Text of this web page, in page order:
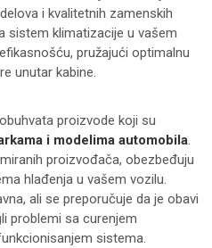
i kvalitetnih zamenskih
sistem klimatizacije u vašem
pružajući optimalnu
unutar kabine.
proizvode koji su
i modelima automobila.
proizvođača, obezbeđuju
hlađenja u vašem vozilu.
ali se preporučuje da je obavi
problemi sa curenjem
sistema.